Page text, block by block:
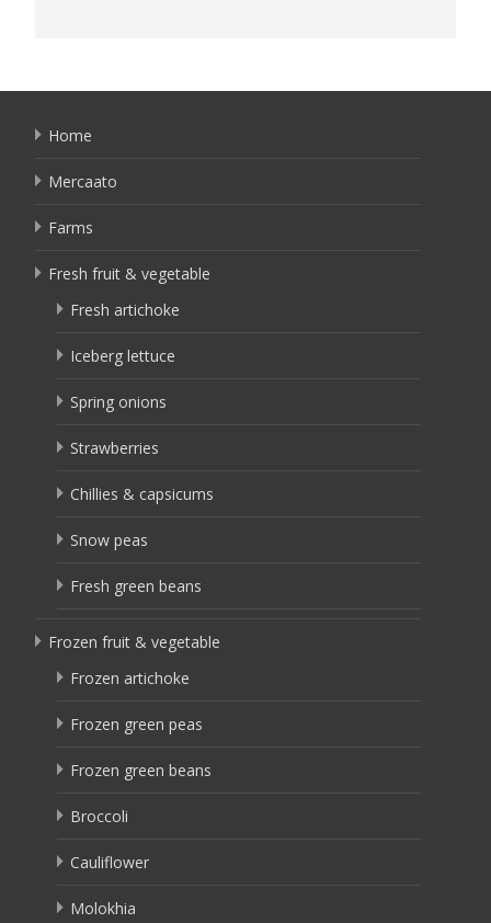
Home
Mercaato
Farms
Fresh fruit & vegetable
Fresh artichoke
Iceberg lettuce
Spring onions
Strawberries
Chillies & capsicums
Snow peas
Fresh green beans
Frozen fruit & vegetable
Frozen artichoke
Frozen green peas
Frozen green beans
Broccoli
Cauliflower
Molokhia